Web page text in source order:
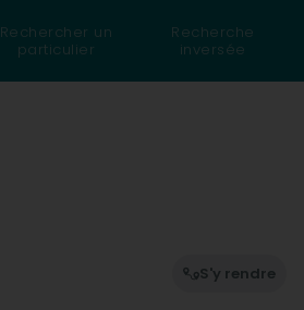
Rechercher un
particulier
Recherche
inversée
S'y rendre